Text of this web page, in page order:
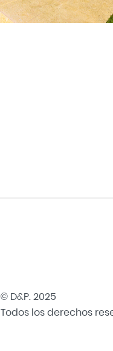
© D&P. 2025
Todos los derechos